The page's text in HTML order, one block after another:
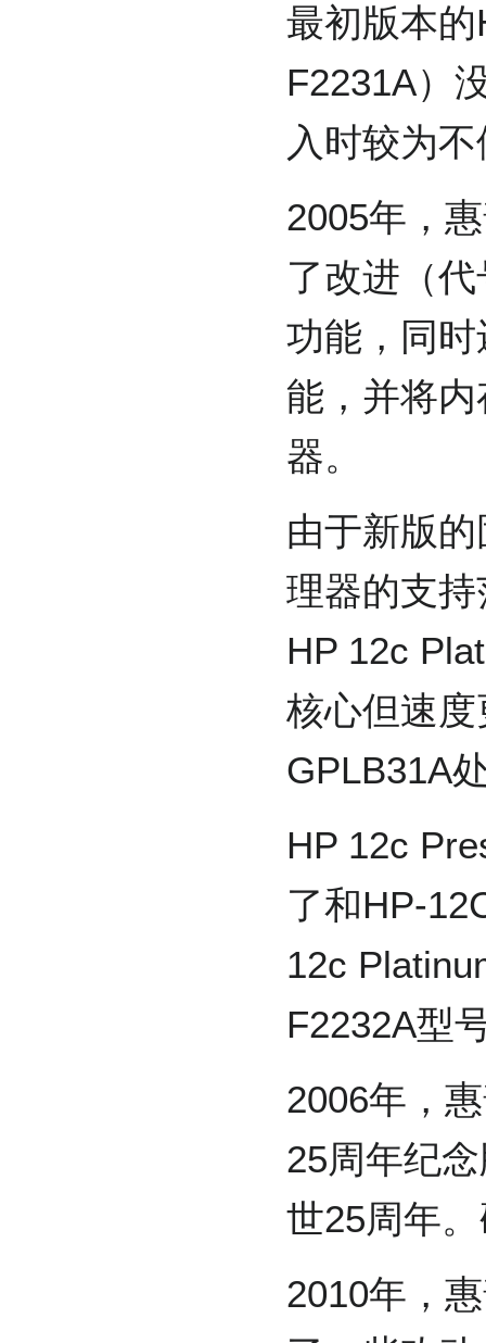
最初版本
F2231A）
入时较为
2005年，
了改进（
功能，同
能，并将
器。
由于新版
理器的支
HP 12c
核心但速
GPLB31A
HP 12c
了和HP-
12c
F2232A型
2006年，
25周年纪
世25周年
2010年，